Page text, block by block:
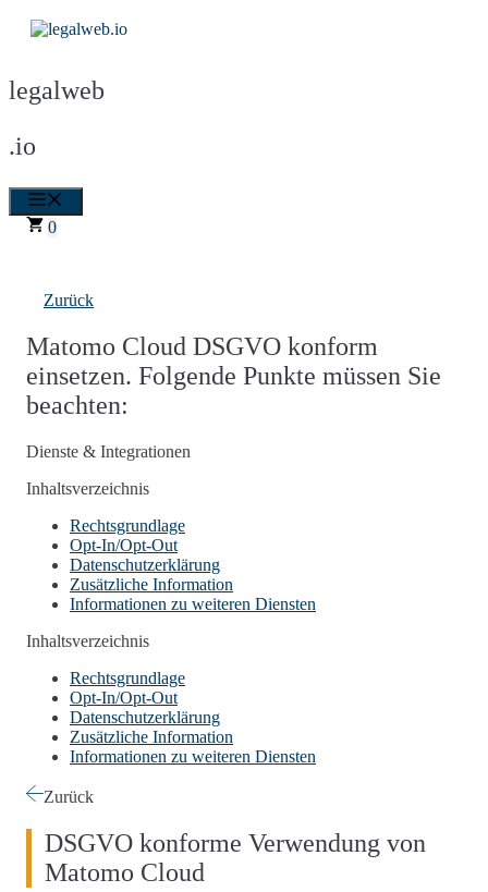
Zum
Inhalt
legalweb
.io
0
Zurück
Matomo Cloud DSGVO konform
einsetzen. Folgende Punkte müssen Sie
beachten:
Dienste & Integrationen
Inhaltsverzeichnis
Rechtsgrundlage
Opt-In/Opt-Out
Datenschutzerklärung
Zusätzliche Information
Informationen zu weiteren Diensten
Inhaltsverzeichnis
Rechtsgrundlage
Opt-In/Opt-Out
Datenschutzerklärung
Zusätzliche Information
Informationen zu weiteren Diensten
Zurück
DSGVO konforme Verwendung von
Matomo Cloud